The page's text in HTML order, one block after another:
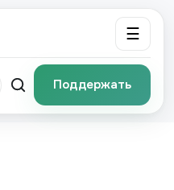
☰
Поддержать